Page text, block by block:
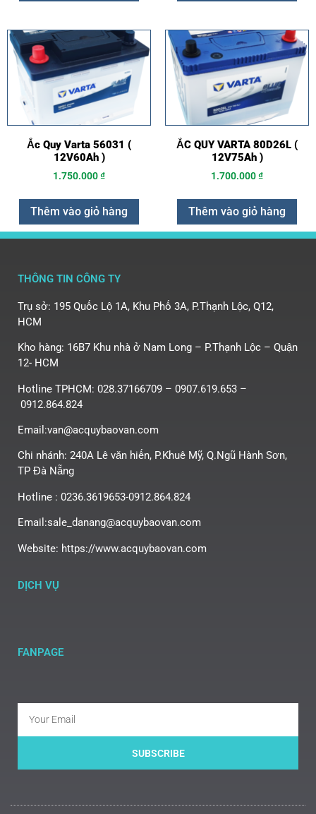
Ắc Quy Varta 56031 (
12V60Ah )
1.750.000₫
Thêm vào giỏ hàng
ẮC QUY VARTA 80D26L (
12V75Ah )
1.700.000₫
Thêm vào giỏ hàng
THÔNG TIN CÔNG TY
Trụ sở: 195 Quốc Lộ 1A, Khu Phố 3A, P.Thạnh Lộc, Q12,
HCM
Kho hàng: 16B7 Khu nhà ở Nam Long – P.Thạnh Lộc – Quận
12- HCM
Hotline TPHCM: 028.37166709 – 0907.619.653 –
0912.864.824
Email:van@acquybaovan.com
Chi nhánh: 240A Lê văn hiến, P.Khuê Mỹ, Q.Ngũ Hành Sơn,
TP Đà Nẵng
Hotline : 0236.3619653-0912.864.824
Email:sale_danang@acquybaovan.com
Website: https://www.acquybaovan.com
DỊCH VỤ
FANPAGE
SUBSCRIBE